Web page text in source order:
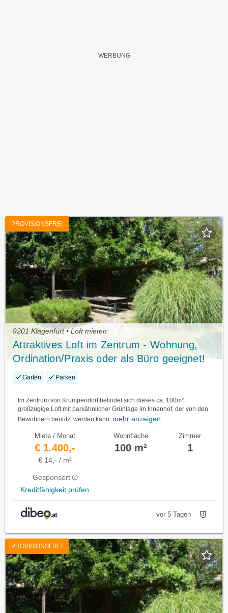
PROVISIONSFREI
9201 Klagenfurt • Loft mieten
Attraktives Loft im Zentrum - Wohnung,
Ordination/Praxis oder als Büro geeignet!
Garten Parken
Im Zentrum von Krumpendorf befindet sich dieses ca. 100m²
großzügige Loft mit parkähnlicher Grünlage im Innenhof, der von den
Bewohnern benützt werden kann. mehr anzeigen
Miete / Monat
€ 1.400,-
€ 14,- / m²
Gesponsert
Kreditfähigkeit prüfen
Wohnfläche
100 m²
Zimmer
1
vor 5 Tagen
PROVISIONSFREI